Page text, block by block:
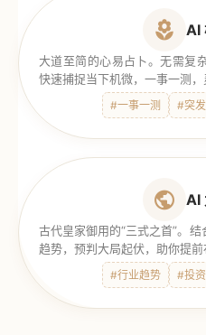
AI
大道至简的心易占卜。无需复
快速捕捉当下机微，一事一测，
#一事一测 #突
AI
古代皇家御用的“三式之首”。
趋势，预判大局起伏，助你提前
#行业趋势 #投